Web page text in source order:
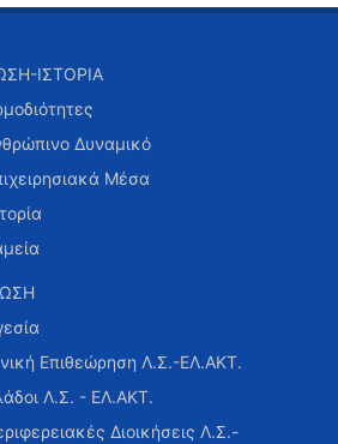
ΙΣΤΟΡΙΑ
Δυναμικό
Μέσα
Επιθεώρηση Λ.Σ.-ΕΛ.ΑΚΤ.
Λ.Σ. - ΕΛ.ΑΚΤ.
Διοικήσεις Λ.Σ.-